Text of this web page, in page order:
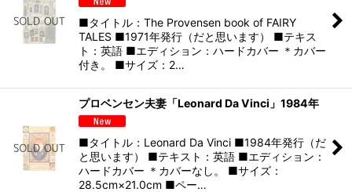
■タイトル：The Provensen book of FAIRY
TALES ■1971年発行（だと思います） ■テキス
ト：英語 ■エディション：ハードカバー ＊カバー
付き。 ■サイズ：2…
プロベンセン夫妻「Leonard Da Vinci」1984年
■タイトル：Leonard Da Vinci ■1984年発行（だ
と思います） ■テキスト：英語 ■エディション：
ハードカバー ＊カバーなし。 ■サイズ：
28.5cm×21.0cm ■ペー…